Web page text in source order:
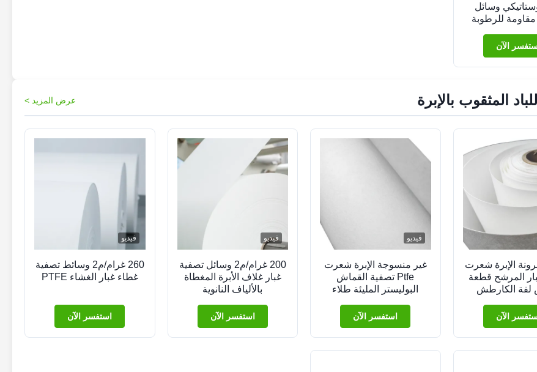
وسائل
مقاومة للرطوبة
الآن
المثقوب بالإبرة عرض المزيد >
الإبرة شعرت
المرشح قطعة
لفة الكارطش
الآن
فيديو
غير منسوجة الإبرة شعرت
Ptfe تصفية القماش
البوليستر المليئة طلاء
استفسر الآن
فيديو
200 غرام/م2 وسائل تصفية
غبار غلاف الأبرة المغطاة
بالألياف النانوية
استفسر الآن
فيديو
260 غرام/م2 وسائط تصفية
غطاء غبار الغشاء PTFE
استفسر الآن